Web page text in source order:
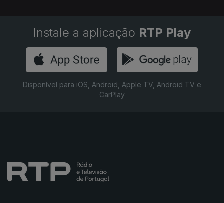
Instale a aplicação RTP Play
Disponível para iOS, Android, Apple TV, Android TV e
CarPlay